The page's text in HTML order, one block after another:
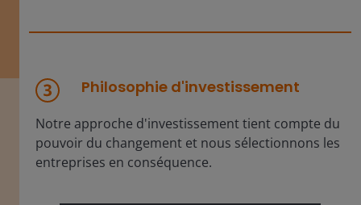
Philosophie d'investissement
Notre approche d'investissement tient compte du
pouvoir du changement et nous sélectionnons les
entreprises en conséquence.